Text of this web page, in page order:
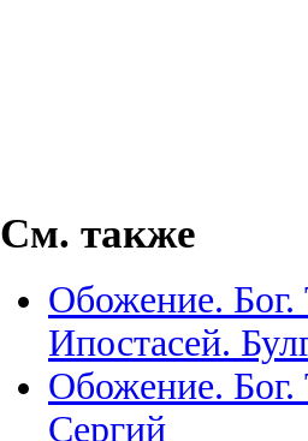
См. также
Обожение. Бог.
Ипостасей.
Обожение. Бог.
Сергий